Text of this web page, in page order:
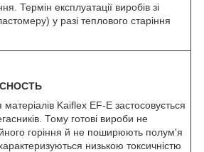
Термін експлуатації виробів зі
у разі теплового старіння
Kaiflex EF-E застосовується
Тому готові вироби не
горіння й не поширюють полум'я
низькою токсичністю